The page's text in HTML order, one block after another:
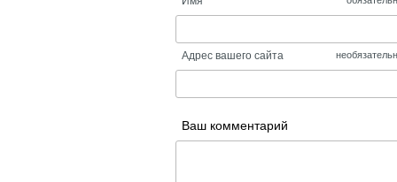
Адрес вашего сайта
Ваш комментарий